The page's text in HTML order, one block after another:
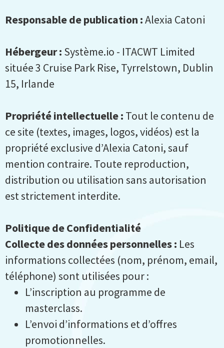
Responsable de publication :Alexia Catoni
Hébergeur : Système.io - ITACWT Limited
située 3 Cruise Park Rise, Tyrrelstown, Dublin
15, Irlande
Propriété intellectuelle : Tout le contenu de
ce site (textes, images, logos, vidéos) est la
propriété exclusive d’Alexia Catoni, sauf
mention contraire. Toute reproduction,
distribution ou utilisation sans autorisation
est strictement interdite.
Politique de Confidentialité
Collecte des données personnelles : Les
informations collectées (nom, prénom, email,
téléphone) sont utilisées pour :
L’inscription au programme de
masterclass.
L’envoi d’informations et d’offres
promotionnelles.